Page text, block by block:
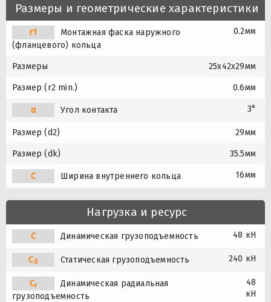
Размеры и геометрические характеристики
r1
Монтажная фаска наружного
(фланцевого) кольца
0.2мм
Размеры 25x42x29мм
Размер (r2 min.) 0.6мм
α Угол контакта 3°
Размер (d2) 29мм
Размер (dk) 35.5мм
C Ширина внутреннего кольца 16мм
Нагрузка и ресурс
C Динамическая грузоподъемность 48 кН
C0 Статическая грузоподъемность 240 кН
Cr
Динамическая радиальная
грузоподъемность
48
кН